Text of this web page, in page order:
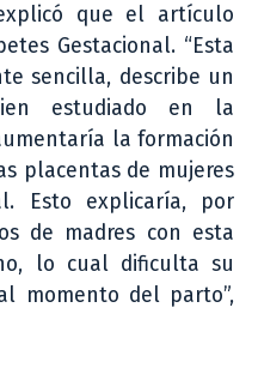
que el artículo
Gestacional. “Esta
sencilla, describe un
estudiado en la
la formación
placentas de mujeres
Esto explicaría, por
de madres con esta
lo cual dificulta su
momento del parto”,